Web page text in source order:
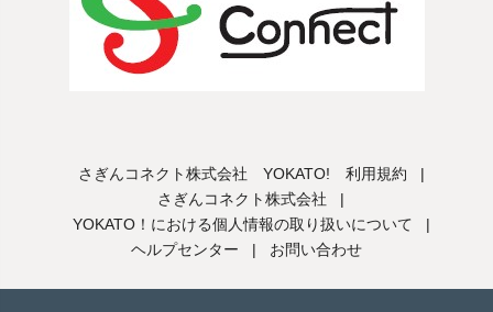
さぎんコネクト株式会社 YOKATO! 利用規約
|
さぎんコネクト株式会社
|
YOKATO！における個人情報の取り扱いについて
|
ヘルプセンター
| お問い合わせ